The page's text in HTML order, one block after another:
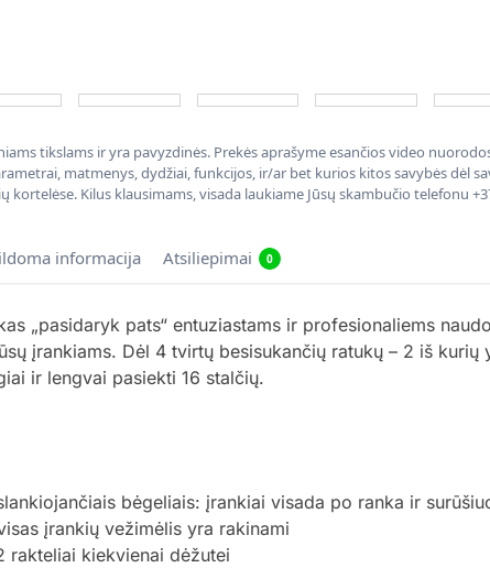
tikslams ir yra pavyzdinės. Prekės aprašyme esančios video
matmenys, dydžiai, funkcijos, ir/ar bet kurios kitos savybės
Kilus klausimams, visada laukiame Jūsų skambučio telefonu
informacija Atsiliepimai 0
„pasidaryk pats“ entuziastams ir profesionaliems
įrankiams. Dėl 4 tvirtų besisukančių ratukų – 2 iš
ir lengvai pasiekti 16 stalčių.
bėgeliais: įrankiai visada po ranka ir
įrankių vežimėlis yra rakinami
rakteliai kiekvienai dėžutei